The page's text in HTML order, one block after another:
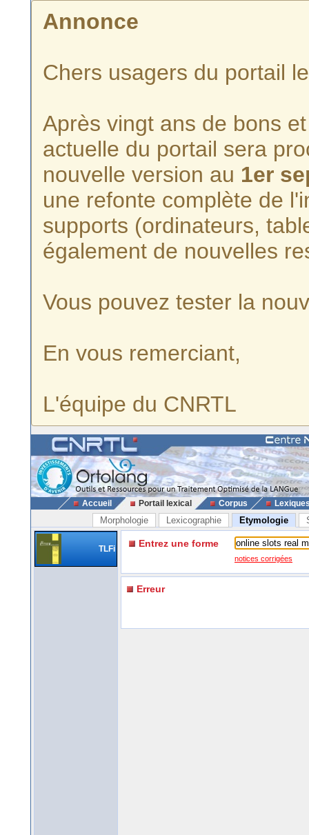
Annonce
Chers usagers du portail
Après vingt ans de bons
actuelle du portail sera
nouvelle version au 1er
une refonte complète de
supports (ordinateurs,
également de nouvelles
Vous pouvez tester la
En vous remerciant,
L'équipe du CNRTL
Accueil Portail lexical Corpus
Morphologie Lexicographie Etymologie
TLFi Entrez une forme
notices corrigées
Erreur